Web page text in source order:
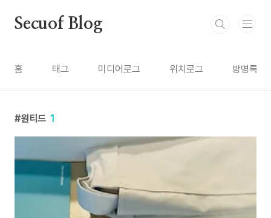
Secuof Blog
홈 태그 미디어로그 위치로그 방명록
원티드 1